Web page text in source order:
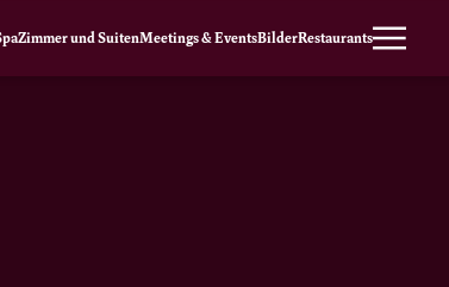
Zimmer und SuitenMeetings & EventsBilderRestaurants